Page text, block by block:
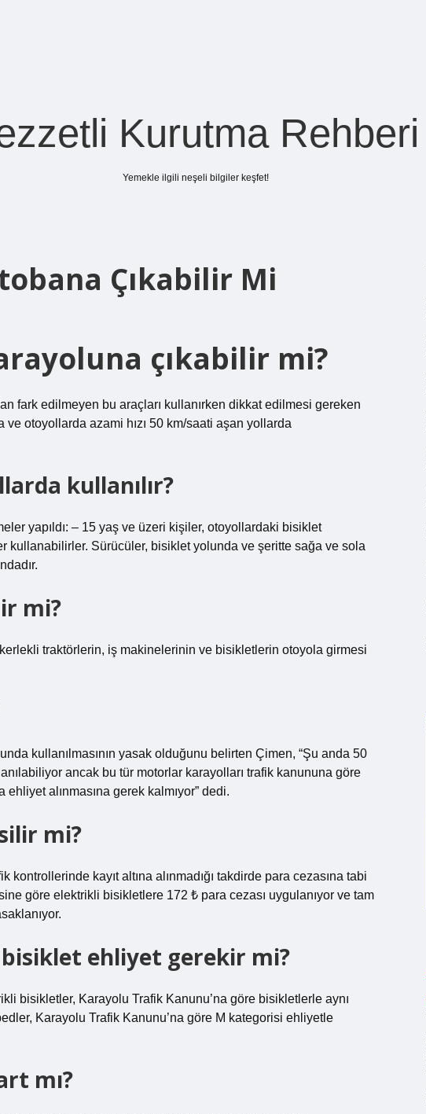
Kurutma Rehberi
Yemekle ilgili neşeli bilgiler keşfet!
Çıkabilir Mi
çıkabilir mi?
fark edilmeyen bu araçları kullanırken dikkat edilmesi gereken
ve otoyollarda azami hızı 50 km/saati aşan yollarda
kullanılır?
yapıldı: – 15 yaş ve üzeri kişiler, otoyollardaki bisiklet
kullanabilirler. Sürücüler, bisiklet yolunda ve şeritte sağa ve sola
mi?
traktörlerin, iş makinelerinin ve bisikletlerin otoyola girmesi
kullanılmasının yasak olduğunu belirten Çimen, “Şu anda 50
ancak bu tür motorlar karayolları trafik kanununa göre
ehliyet alınmasına gerek kalmıyor” dedi.
mi?
kayıt altına alınmadığı takdirde para cezasına tabi
göre elektrikli bisikletlere 172 ₺ para cezası uygulanıyor ve tam
ehliyet gerekir mi?
bisikletler, Karayolu Trafik Kanunu’na göre bisikletlerle aynı
Karayolu Trafik Kanunu’na göre M kategorisi ehliyetle
mı?